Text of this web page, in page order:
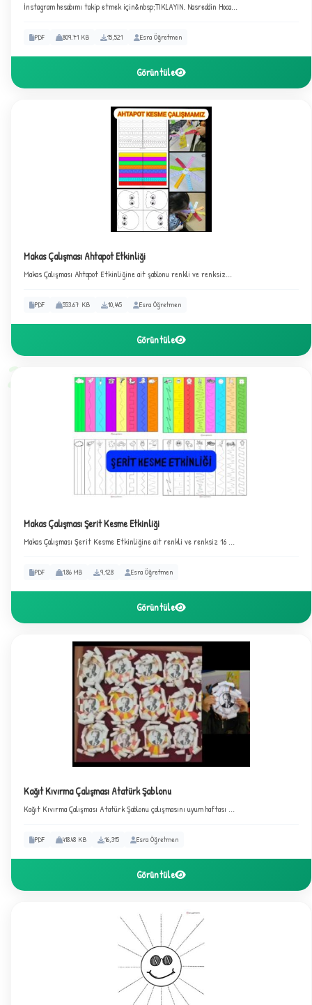
✧
✦
İnstagram hesabımı takip etmek için&nbsp;TIKLAYIN. Nasreddin Hoca...
PDF 809.71 KB 15,521 Esra Öğretmen
Görüntüle
Makas Çalışması Ahtapot Etkinliği
Makas Çalışması Ahtapot Etkinliğine ait şablonu renkli ve renksiz...
PDF 553.67 KB 10,445 Esra Öğretmen
Görüntüle
Makas Çalışması Şerit Kesme Etkinliği
Makas Çalışması Şerit Kesme Etkinliğine ait renkli ve renksiz 16 ...
PDF 1.86 MB 9,128 Esra Öğretmen
Görüntüle
Kağıt Kıvırma Çalışması Atatürk Şablonu
Kağıt Kıvırma Çalışması Atatürk Şablonu çalışmasını uyum haftası ...
PDF 418.48 KB 16,315 Esra Öğretmen
Görüntüle
2